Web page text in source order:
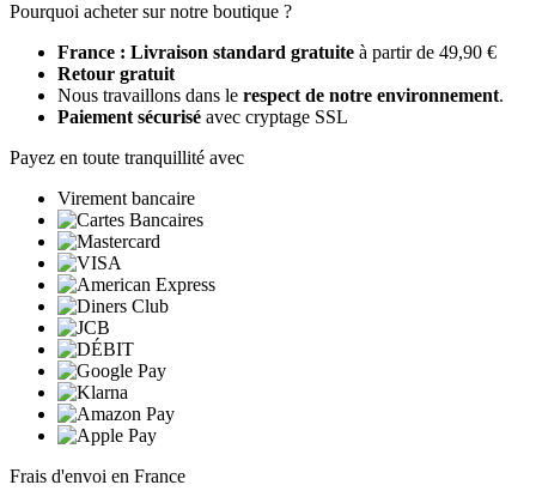
Pourquoi acheter sur notre boutique ?
France : Livraison standard gratuite à partir de 49,90 €
Retour gratuit
Nous travaillons dans le respect de notre environnement.
Paiement sécurisé avec cryptage SSL
Payez en toute tranquillité avec
Virement bancaire
Frais d'envoi en France